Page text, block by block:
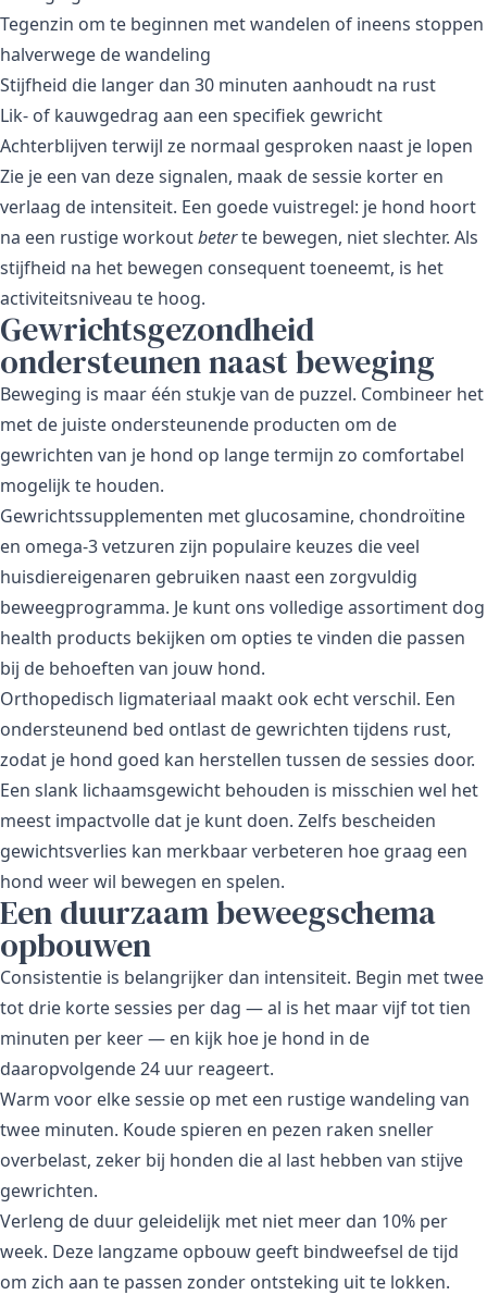
Tegenzin om te beginnen met wandelen of ineens stoppen
halverwege de wandeling
Stijfheid die langer dan 30 minuten aanhoudt na rust
Lik- of kauwgedrag aan een specifiek gewricht
Achterblijven terwijl ze normaal gesproken naast je lopen
Zie je een van deze signalen, maak de sessie korter en
verlaag de intensiteit. Een goede vuistregel: je hond hoort
na een rustige workoutbeterte bewegen, niet slechter. Als
stijfheid na het bewegen consequent toeneemt, is het
activiteitsniveau te hoog.
Gewrichtsgezondheid
ondersteunen naast beweging
Beweging is maar één stukje van de puzzel. Combineer het
met de juiste ondersteunende producten om de
gewrichten van je hond op lange termijn zo comfortabel
mogelijk te houden.
Gewrichtssupplementen met glucosamine, chondroïtine
en omega-3 vetzuren zijn populaire keuzes die veel
huisdiereigenaren gebruiken naast een zorgvuldig
beweegprogramma. Je kunt ons volledige assortiment dog
health products bekijken om opties te vinden die passen
bij de behoeften van jouw hond.
Orthopedisch ligmateriaal maakt ook echt verschil. Een
ondersteunend bed ontlast de gewrichten tijdens rust,
zodat je hond goed kan herstellen tussen de sessies door.
Een slank lichaamsgewicht behouden is misschien wel het
meest impactvolle dat je kunt doen. Zelfs bescheiden
gewichtsverlies kan merkbaar verbeteren hoe graag een
hond weer wil bewegen en spelen.
Een duurzaam beweegschema
opbouwen
Consistentie is belangrijker dan intensiteit. Begin met twee
tot drie korte sessies per dag — al is het maar vijf tot tien
minuten per keer — en kijk hoe je hond in de
daaropvolgende 24 uur reageert.
Warm voor elke sessie op met een rustige wandeling van
twee minuten. Koude spieren en pezen raken sneller
overbelast, zeker bij honden die al last hebben van stijve
gewrichten.
Verleng de duur geleidelijk met niet meer dan 10% per
week. Deze langzame opbouw geeft bindweefsel de tijd
om zich aan te passen zonder ontsteking uit te lokken.